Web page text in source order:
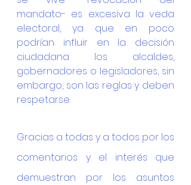
mandato- es excesiva la veda
electoral, ya que en poco
podrían influir en la decisión
ciudadana los alcaldes,
gobernadores o legisladores, sin
embargo, son las reglas y deben
respetarse.
Gracias a todas y a todos por los
comentarios y el interés que
demuestran por los asuntos